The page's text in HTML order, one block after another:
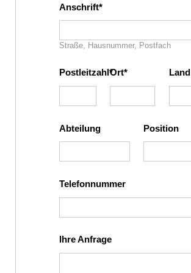
Anschrift
Straße, Hausnummer, Postfach
PostleitzahlOrt Land
Abteilung Position
Telefonnummer
Ihre Anfrage